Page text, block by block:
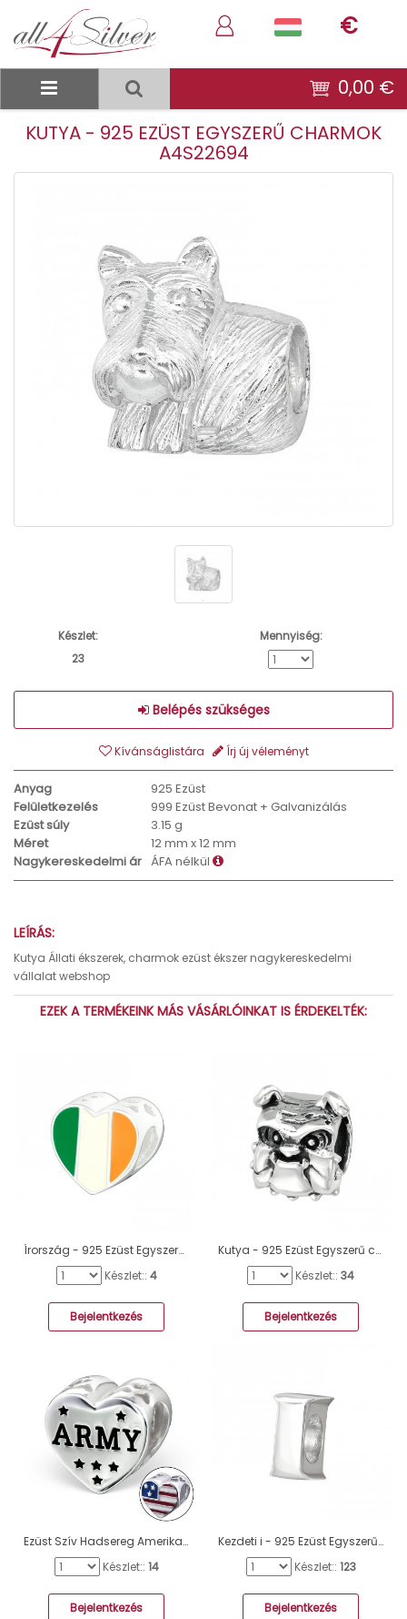
€
0,00 €
KUTYA - 925 EZÜST EGYSZERŰ CHARMOK
A4S22694
Készlet:
23
Mennyiség:
Belépés szükséges
Kívánságlistára Írj új véleményt
Anyag
925 Ezüst
Felületkezelés
999 Ezüst Bevonat + Galvanizálás
Ezüst súly
3.15 g
Méret
12 mm x 12 mm
Nagykereskedelmi ár ÁFA nélkül
LEÍRÁS:
Kutya Állati ékszerek, charmok ezüst ékszer nagykereskedelmi
vállalat webshop
EZEK A TERMÉKEINK MÁS VÁSÁRLÓINKAT IS ÉRDEKELTÉK:
Írország - 925 Ezüst Egyszerű charmok A4S22910
Készlet:: 4
Bejelentkezés
Kutya - 925 Ezüst Egyszerű charmok A4S19986
Készlet:: 34
Bejelentkezés
Ezüst Szív Hadsereg Amerika zászlós charm - 925 Ezüst Egyszerű Charmok A4S16829
Készlet:: 14
Bejelentkezés
Kezdeti i - 925 Ezüst Egyszerű charmok A4S6522
Készlet:: 123
Bejelentkezés